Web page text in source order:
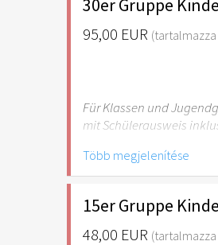
30er Gruppe
95,00 EUR
Für Klassen und
mit Schülerausweis
Hinweis: Für Kinder
empfehlenswert.
Több megjelenítése
15er Gruppe
48,00 EUR